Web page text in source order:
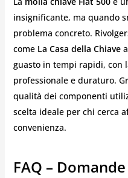
insignificante, ma quando
problema concreto.
come La Casa della Chiavea
guasto in tempi rapidi, con
professionale e duraturo.
qualità dei componenti
scelta ideale per chi cerca
convenienza.
FAQ –